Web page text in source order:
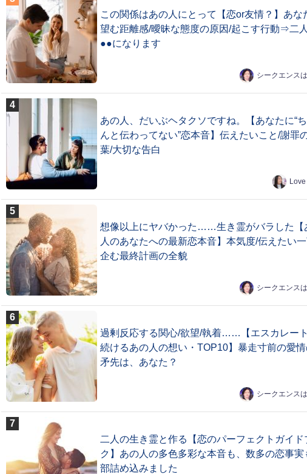
この関係はあの人にとって【恋or友情？】あな
望む距離感/曖昧な態度の原因/起こす行動⇒二
●●になります
シークエンス
あの人、だいぶヘタクソですね。【あなたに“
んと伝わってない”恋本音】伝えたいこと/謝罪
葉/大切な告白
想像以上にヤバかった……生き霊がバラした【
人のあなたへの最新恋本音】本気度/伝えたい
企む最終計画の全貌
シークエンス
過剰反応する関心/欲望/執着……【エスカレー
続けるあの人の想い・TOP10】暴走寸前の愛
矛先は、あなた？
シークエンス
二人の生き霊と作る【恋のパーフェクトガイド
ク】あの人の多色多彩な本音も、数多の恋事実
部詰め込みました